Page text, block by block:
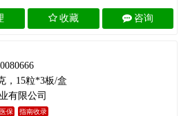
收藏 咨询
，15粒*3板/盒
有限公司
保 指南收录